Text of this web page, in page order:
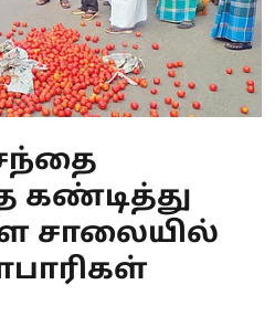
கண்டித்து
சாலையில்